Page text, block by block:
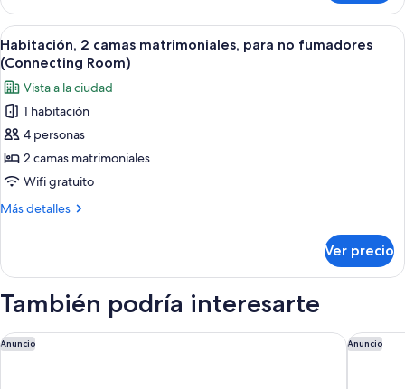
fumadores
estándar
con
2
camas
individuales,
para
no
fumadores
Abrir
todas
las
fotos
de
Habitación,
2
camas
matrimoniales,
fumadores
(Connecting
Room)
Una habitación de hotel con dos
17
Habitación, 2 camas matrimoniales, para no fumadores
(Connecting Room)
Vista a la ciudad
1 habitación
4 personas
2 camas matrimoniales
Wifi gratuito
Más detalles
Más
2
matrimoniales,
no
fumadores
Ver precio
También podría interesarte
Anuncio
Oriental Hotel Kyoto Rokujo Anuncio
Six